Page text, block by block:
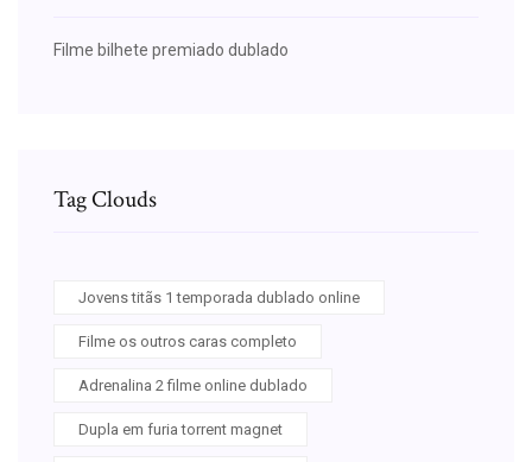
Filme bilhete premiado dublado
Tag Clouds
Jovens titãs 1 temporada dublado online
Filme os outros caras completo
Adrenalina 2 filme online dublado
Dupla em furia torrent magnet